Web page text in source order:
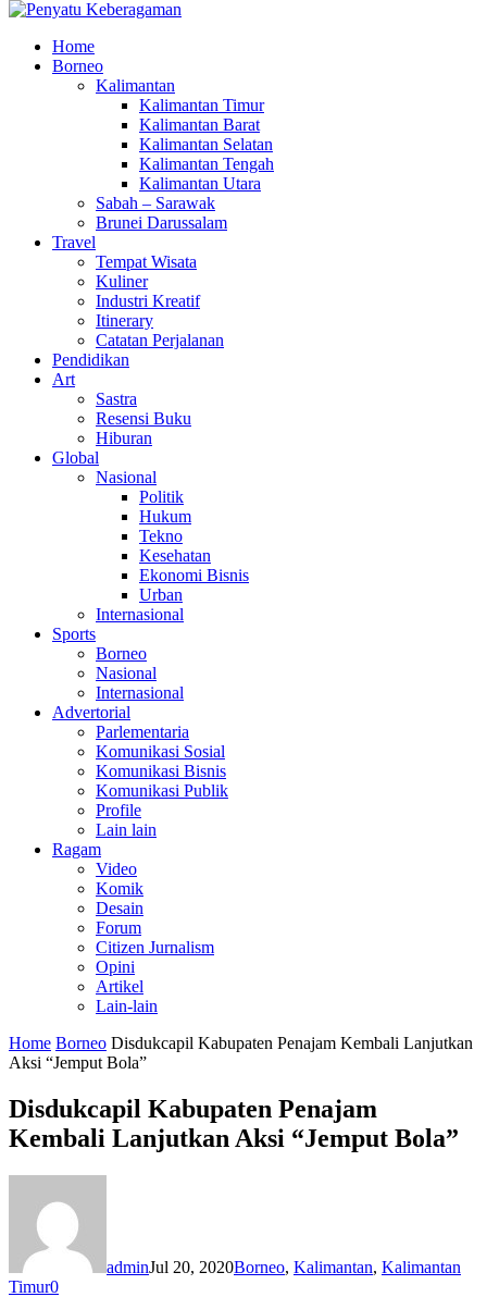
Home
Borneo
Kalimantan
Kalimantan Timur
Kalimantan Barat
Kalimantan Selatan
Kalimantan Tengah
Kalimantan Utara
Sabah – Sarawak
Brunei Darussalam
Travel
Tempat Wisata
Kuliner
Industri Kreatif
Itinerary
Catatan Perjalanan
Pendidikan
Art
Sastra
Resensi Buku
Hiburan
Global
Nasional
Politik
Hukum
Tekno
Kesehatan
Ekonomi Bisnis
Urban
Internasional
Sports
Borneo
Nasional
Internasional
Advertorial
Parlementaria
Komunikasi Sosial
Komunikasi Bisnis
Komunikasi Publik
Profile
Lain lain
Ragam
Video
Komik
Desain
Forum
Citizen Jurnalism
Opini
Artikel
Lain-lain
Home Borneo Disdukcapil Kabupaten Penajam Kembali Lanjutkan
Aksi “Jemput Bola”
Disdukcapil Kabupaten Penajam
Kembali Lanjutkan Aksi “Jemput Bola”
adminJul 20, 2020Borneo, Kalimantan, Kalimantan
Timur0